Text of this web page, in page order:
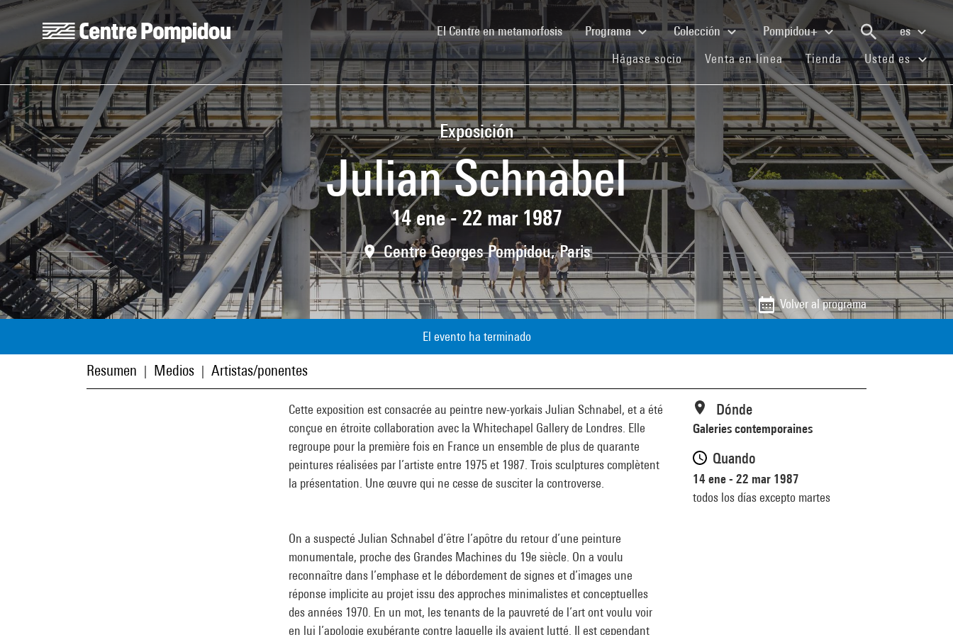
Skip to main content
Centre Pompidou
El Centre en metamorfosis(current)Programa Colección Pompidou+
es
Hágase socio(current)Venta en línea(current)
Tienda(current)Usted es
Exposición
Julian Schnabel
14 ene - 22 mar 1987
Centre Georges Pompidou, Paris
Volver al programa
El evento ha terminado
Resumen Medios Artistas/ponentes
Cette exposition est consacrée au peintre new-yorkais Julian Schnabel, et a été
conçue en étroite collaboration avec la Whitechapel Gallery de Londres. Elle
regroupe pour la première fois en France un ensemble de plus de quarante
peintures réalisées par l’artiste entre 1975 et 1987. Trois sculptures complètent
la présentation. Une œuvre qui ne cesse de susciter la controverse.
On a suspecté Julian Schnabel d’être l’apôtre du retour d’une peinture
monumentale, proche des Grandes Machines du 19e siècle. On a voulu
reconnaître dans l’emphase et le débordement de signes et d’images une
réponse implicite au projet issu des approches minimalistes et conceptuelles
des années 1970. En un mot, les tenants de la pauvreté de l’art ont voulu voir
en lui l’apologie exubérante contre laquelle ils avaient lutté. Il est cependant
Dónde
Galeries contemporaines
Quando
14 ene - 22 mar 1987
todos los días excepto martes